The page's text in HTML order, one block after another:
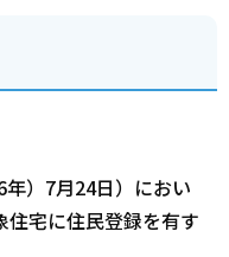
）7月24日）におい
住宅に住民登録を有す